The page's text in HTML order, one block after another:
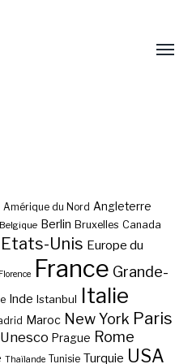
Amérique du Nord Angleterre
Belgique Berlin Bruxelles Canada
Etats-Unis Europe du
Florence France Grande-
Inde Istanbul Italie
Maroc New York Paris
Prague Rome
Thaïlande Tunisie Turquie USA